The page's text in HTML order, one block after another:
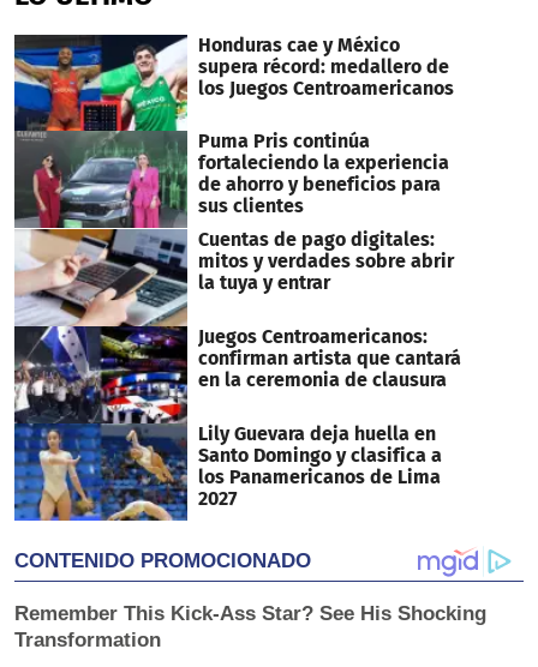
Honduras cae y México
supera récord: medallero de
los Juegos Centroamericanos
Puma Pris continúa
fortaleciendo la experiencia
de ahorro y beneficios para
sus clientes
Cuentas de pago digitales:
mitos y verdades sobre abrir
la tuya y entrar
Juegos Centroamericanos:
confirman artista que cantará
en la ceremonia de clausura
Lily Guevara deja huella en
Santo Domingo y clasifica a
los Panamericanos de Lima
2027